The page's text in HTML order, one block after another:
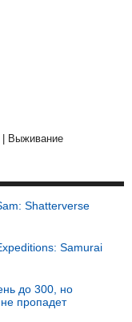
| Выживание
Shatterverse
Samurai
до 300, но
пропадет